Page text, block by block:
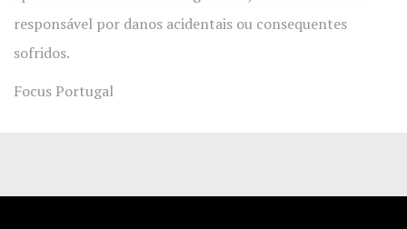
responsável por danos acidentais ou consequentes
sofridos.
Focus Portugal